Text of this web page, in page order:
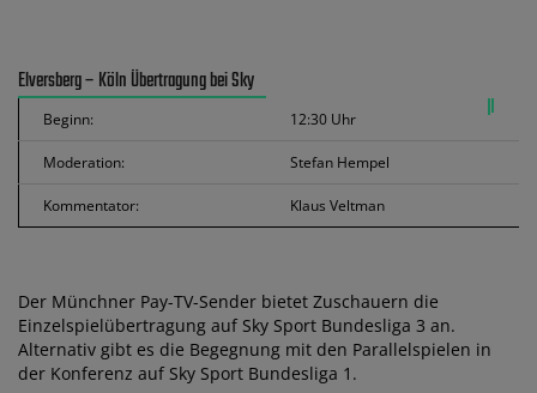
Elversberg – Köln Übertragung bei Sky
Beginn: 12:30 Uhr
Moderation: Stefan Hempel
Kommentator: Klaus Veltman
Der Münchner Pay-TV-Sender bietet Zuschauern die
Einzelspielübertragung auf Sky Sport Bundesliga 3 an.
Alternativ gibt es die Begegnung mit den Parallelspielen in
der Konferenz auf Sky Sport Bundesliga 1.